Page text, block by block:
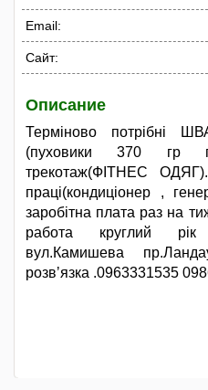
Email:
Сайт:
Описание
Терміново потрібні
(пуховики 370 гр
трекотаж(ФІТНЕС
праці(кондиціонер ,
заробітна плата раз на
работа круглий
вул.Камишева
розвʼязка .0963331535